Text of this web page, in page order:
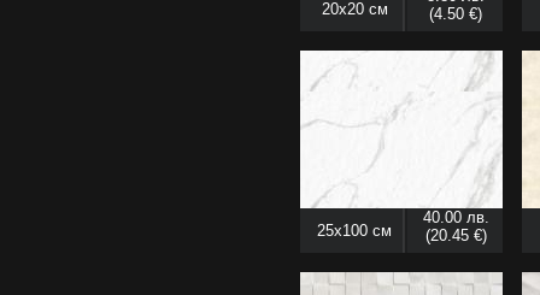
20x20 см
(4.50 €)
25x100 см
40.00 лв.
(20.45 €)